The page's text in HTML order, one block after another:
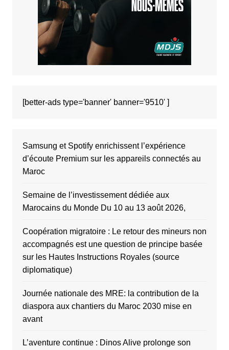
[better-ads type='banner' banner='9510' ]
Samsung et Spotify enrichissent l’expérience
d’écoute Premium sur les appareils connectés au
Maroc
Semaine de l’investissement dédiée aux
Marocains du Monde Du 10 au 13 août 2026,
Coopération migratoire : Le retour des mineurs non
accompagnés est une question de principe basée
sur les Hautes Instructions Royales (source
diplomatique)
Journée nationale des MRE: la contribution de la
diaspora aux chantiers du Maroc 2030 mise en
avant
L’aventure continue : Dinos Alive prolonge son